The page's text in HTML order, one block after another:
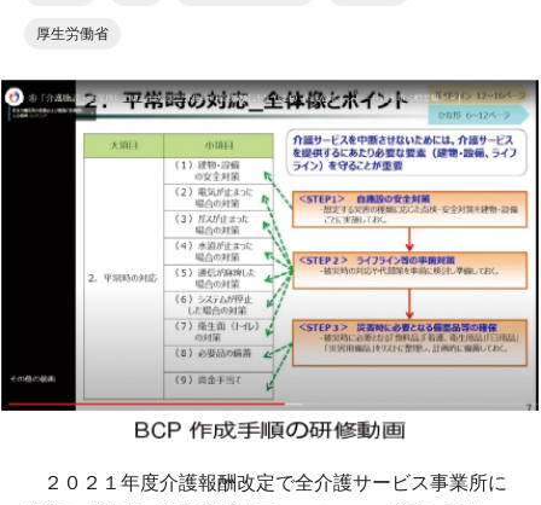
厚生労働省
２０２１年度介護報酬改定で全介護サービス事業所に